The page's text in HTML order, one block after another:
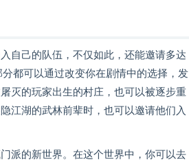
自己的队伍，不仅如此，还能邀请多达
都可以通过改变你在剧情中的选择，发
灭的玩家出生的村庄，也可以被逐步重
江湖的武林前辈时，也可以邀请他们入
派的新世界。在这个世界中，你可以去